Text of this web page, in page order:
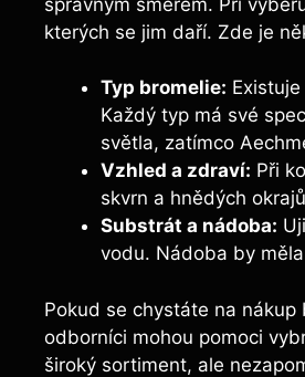
kterých se jim daří. Zde je
Typ bromelie:
Každý typ má své
světla, zatímco
Vzhled a zdraví: Při
skvrn a hnědých
Substrát a nádoba:
vodu. Nádoba by
Pokud se chystáte na
odborníci mohou pomoci
široký sortiment, ale